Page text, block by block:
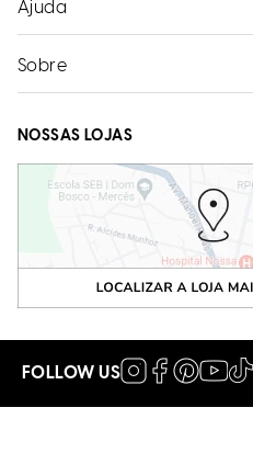
Ajuda
Sobre
NOSSAS LOJAS
FOLLOW US